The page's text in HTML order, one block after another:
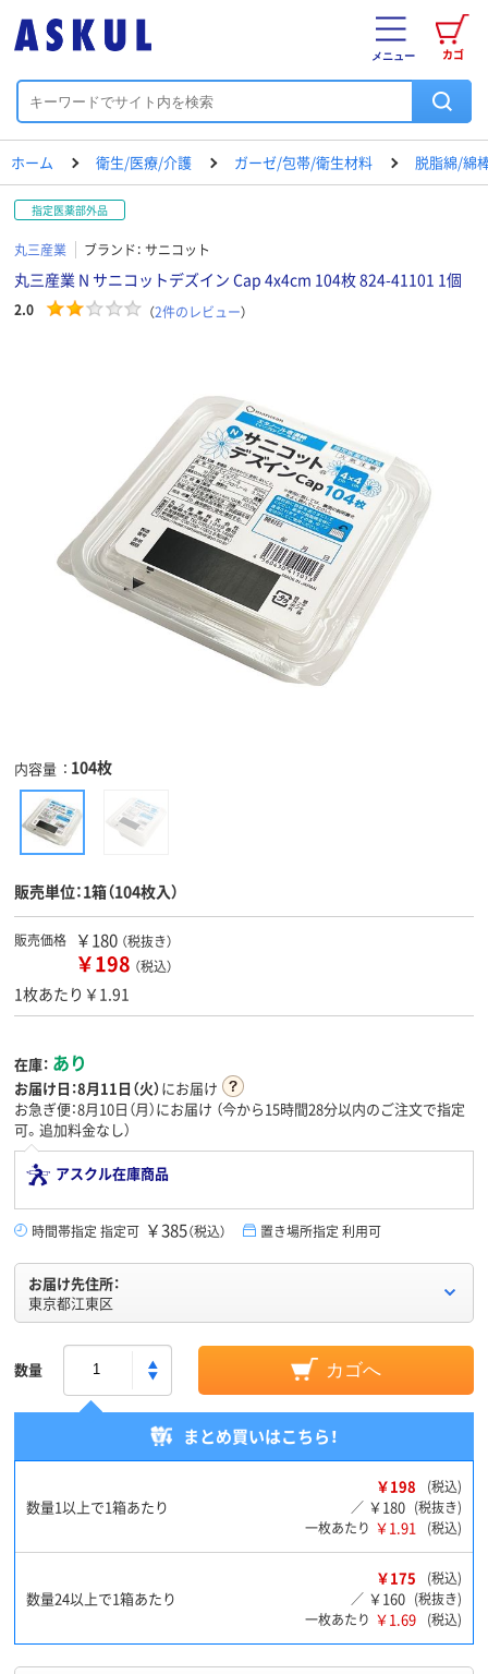
カゴ
メニュー
ホーム 衛生/医療/介護 ガーゼ/包帯/衛生材料 脱脂綿/綿
指定医薬部外品
丸三産業 ブランド： サニコット
丸三産業 N サニコットデズイン Cap 4x4cm 104枚 824-41101 1個
2.0 （2件のレビュー）
内容量 104枚
販売単位：1箱（104枚入）
販売価格 ￥180 （税抜き）
￥198 （税込）
1枚あたり￥1.91
在庫： あり
お届け日：8月11日（火）にお届け
お急ぎ便：8月10日（月）にお届け （今から15時間28分以内のご注文で指定
可。追加料金なし）
アスクル在庫商品
時間帯指定 指定可 ￥385（税込） 置き場所指定 利用可
お届け先住所：
東京都江東区
数量 カゴへ
まとめ買いはこちら！
数量1以上で1箱あたり
￥198
(税込)
／ ￥180 (税抜き)
一枚あたり ￥1.91 (税込)
数量24以上で1箱あたり
￥175
(税込)
／ ￥160 (税抜き)
一枚あたり ￥1.69 (税込)